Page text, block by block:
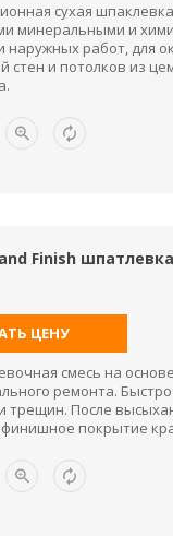
сухая
минеральными и
наружных работ, для
стен и потолков из
Finish
ЦЕНУ
смесь на
ремонта.
трещин. После
покрытие